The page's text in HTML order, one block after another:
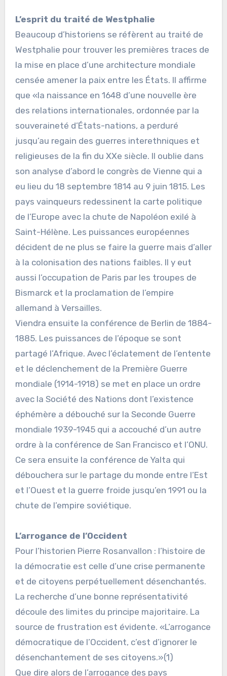
L’esprit du traité de Westphalie
Beaucoup d’historiens se réfèrent au traité de
Westphalie pour trouver les premières traces de
la mise en place d’une architecture mondiale
censée amener la paix entre les États. Il affirme
que «la naissance en 1648 d’une nouvelle ère
des relations internationales, ordonnée par la
souveraineté d’États-nations, a perduré
jusqu’au regain des guerres interethniques et
religieuses de la fin du XXe siècle. Il oublie dans
son analyse d’abord le congrès de Vienne qui a
eu lieu du 18 septembre 1814 au 9 juin 1815. Les
pays vainqueurs redessinent la carte politique
de l’Europe avec la chute de Napoléon exilé à
Saint-Hélène. Les puissances européennes
décident de ne plus se faire la guerre mais d’aller
à la colonisation des nations faibles. Il y eut
aussi l’occupation de Paris par les troupes de
Bismarck et la proclamation de l’empire
allemand à Versailles.
Viendra ensuite la conférence de Berlin de 1884-
1885. Les puissances de l’époque se sont
partagé l’Afrique. Avec l’éclatement de l’entente
et le déclenchement de la Première Guerre
mondiale (1914-1918) se met en place un ordre
avec la Société des Nations dont l’existence
éphémère a débouché sur la Seconde Guerre
mondiale 1939-1945 qui a accouché d’un autre
ordre à la conférence de San Francisco et l’ONU.
Ce sera ensuite la conférence de Yalta qui
débouchera sur le partage du monde entre l’Est
et l’Ouest et la guerre froide jusqu’en 1991 ou la
chute de l’empire soviétique.
L’arrogance de l’Occident
Pour l’historien Pierre Rosanvallon : l’histoire de
la démocratie est celle d’une crise permanente
et de citoyens perpétuellement désenchantés.
La recherche d’une bonne représentativité
découle des limites du principe majoritaire. La
source de frustration est évidente. «L’arrogance
démocratique de l’Occident, c’est d’ignorer le
désenchantement de ses citoyens.»(1)
Que dire alors de l’arrogance des pays